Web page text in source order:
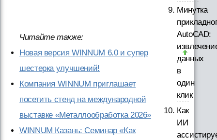
Читайте также:
Новая версия WINNUM 6.0 и супер
шестерка улучшений!
Компания WINNUM приглашает
посетить стенд на международной
выставке «Металлообработка 2026»
WINNUM Казань: Семинар «Как
Минутка
AutoCAD:
данных
в
один
клик
Как
ИИ